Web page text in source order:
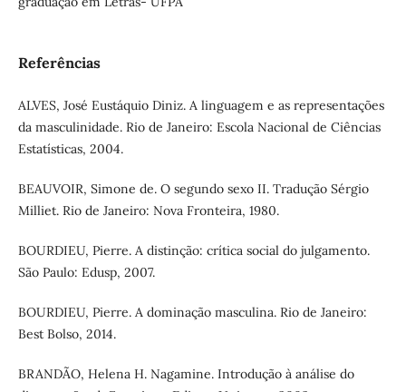
Referências
ALVES, José Eustáquio Diniz. A linguagem e as representações
da masculinidade. Rio de Janeiro: Escola Nacional de Ciências
Estatísticas, 2004.
BEAUVOIR, Simone de. O segundo sexo II. Tradução Sérgio
Milliet. Rio de Janeiro: Nova Fronteira, 1980.
BOURDIEU, Pierre. A distinção: crítica social do julgamento.
São Paulo: Edusp, 2007.
BOURDIEU, Pierre. A dominação masculina. Rio de Janeiro:
Best Bolso, 2014.
BRANDÃO, Helena H. Nagamine. Introdução à análise do